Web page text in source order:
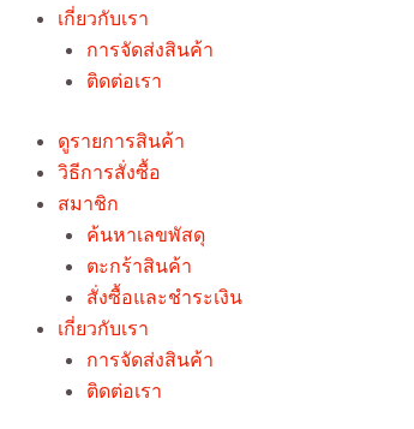
เกี่ยวกับเรา
การจัดส่งสินค้า
ติดต่อเรา
ดูรายการสินค้า
วิธีการสั่งซื้อ
สมาชิก
ค้นหาเลขพัสดุ
ตะกร้าสินค้า
สั่งซื้อและชำระเงิน
เกี่ยวกับเรา
การจัดส่งสินค้า
ติดต่อเรา